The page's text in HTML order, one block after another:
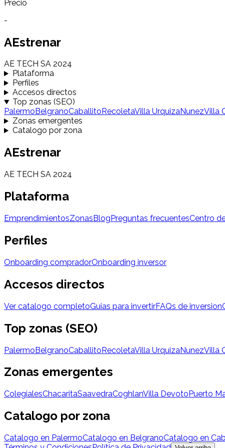
Precio
-
AEstrenar
AE TECH SA 2024
Plataforma
Perfiles
Accesos directos
Top zonas (SEO)
Palermo BelgranoCaballito RecoletaVilla UrquizaNunezVilla
Zonas emergentes
Catalogo por zona
AEstrenar
AE TECH SA 2024
Plataforma
EmprendimientosZonasBlogPreguntas frecuentesCentro
Perfiles
Onboarding compradorOnboarding inversor
Accesos directos
Ver catalogo completoGuias para invertirFAQs de inversion
Top zonas (SEO)
PalermoBelgranoCaballitoRecoletaVilla UrquizaNunezVilla
Zonas emergentes
ColegialesChacaritaSaavedraCoghlanVilla Devoto Puerto
Catalogo por zona
Catalogo en PalermoCatalogo en BelgranoCatalogo en